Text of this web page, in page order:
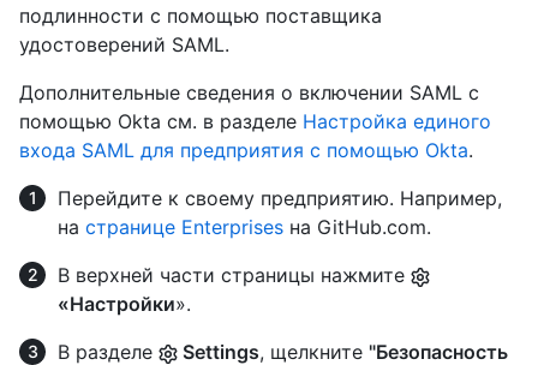
подлинности с помощью поставщика
удостоверений SAML.
Дополнительные сведения о включении SAML с
помощью Okta см. в разделе Настройка единого
входа SAML для предприятия с помощью Okta.
Перейдите к своему предприятию. Например,
на странице Enterprises на GitHub.com.
В верхней части страницы нажмите
«Настройки».
В разделе
Settings, щелкните "Безопасность